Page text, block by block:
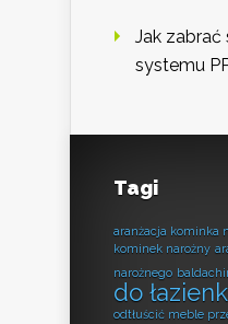
Jak zabrać
systemu
Tagi
aranżacja kominka
kominek narożny
narożnego
do
odtłuścić meble